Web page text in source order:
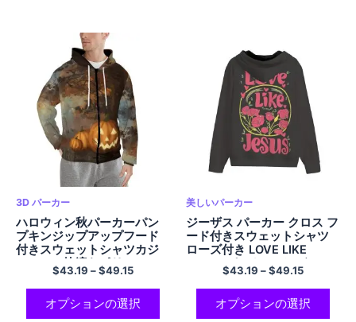
3D パーカー
ハロウィン秋パーカーパン
プキンジップアップフード
付きスウェットシャツカジ
ュアルで快適なポリエステ
ルパーカー
$43.19 –$49.15
オプションの選択
美しいパーカー
ジーザス パーカー クロス フ
ード付きスウェットシャツ
ローズ付き LOVE LIKE
JESUS パーカー メンタルヘ
ルス パーカー ダークグレー
美的 ジップアップ パーカー
ポケット付き ポリエステル
$43.19 –$49.15
オプションの選択